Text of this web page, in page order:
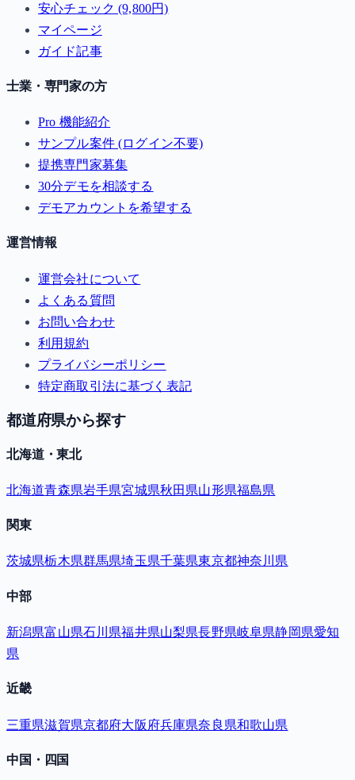
安心チェック (9,800円)
マイページ
ガイド記事
士業・専門家の方
Pro 機能紹介
サンプル案件 (ログイン不要)
提携専門家募集
30分デモを相談する
デモアカウントを希望する
運営情報
運営会社について
よくある質問
お問い合わせ
利用規約
プライバシーポリシー
特定商取引法に基づく表記
都道府県から探す
北海道・東北
北海道青森県岩手県宮城県秋田県山形県福島県
関東
茨城県栃木県群馬県埼玉県千葉県東京都神奈川県
中部
新潟県富山県石川県福井県山梨県長野県岐阜県静岡県愛知
県
近畿
三重県滋賀県京都府大阪府兵庫県奈良県和歌山県
中国・四国